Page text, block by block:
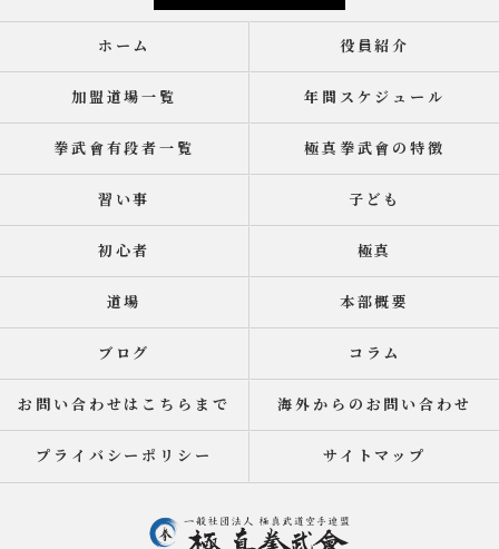
ホーム 役員紹介
加盟道場一覧 年間スケジュール
拳武會有段者一覧 極真拳武會の特徴
習い事 子ども
初心者 極真
道場 本部概要
ブログ コラム
お問い合わせはこちらまで 海外からのお問い合わせ
プライバシーポリシー サイトマップ